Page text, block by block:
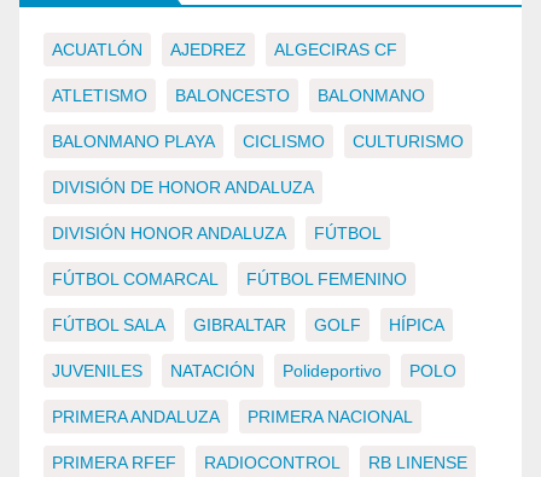
ACUATLÓN AJEDREZ ALGECIRAS CF
ATLETISMO BALONCESTO BALONMANO
BALONMANO PLAYA CICLISMO CULTURISMO
DIVISIÓN DE HONOR ANDALUZA
DIVISIÓN HONOR ANDALUZA FÚTBOL
FÚTBOL COMARCAL FÚTBOL FEMENINO
FÚTBOL SALA GIBRALTAR GOLF HÍPICA
JUVENILES NATACIÓN Polideportivo POLO
PRIMERA ANDALUZA PRIMERA NACIONAL
PRIMERA RFEF RADIOCONTROL RB LINENSE